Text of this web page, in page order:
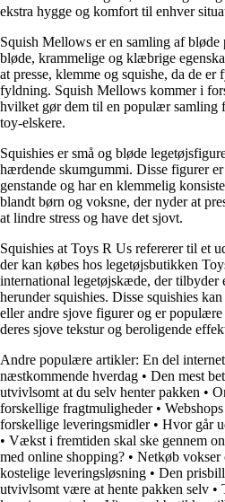
ekstra hygge og komfort til enhver
Squish Mellows er en samling af
bløde, krammelige og klæbrige
at presse, klemme og squishe, da de
fyldning. Squish Mellows kommer i
hvilket gør dem til en populær samling
toy-elskere.
Squishies er små og bløde
hærdende skumgummi. Disse figurer
genstande og har en klemmelig
blandt børn og voksne, der nyder at
at lindre stress og have det sjovt.
Squishies at Toys R Us refererer til et
der kan købes hos legetøjsbutikken
international legetøjskæde, der tilbyder
herunder squishies. Disse squishies
eller andre sjove figurer og er
deres sjove tekstur og beroligende
Andre populære artikler: En del
næstkommende hverdag • Den mest
utvivlsomt at du selv henter pakken •
forskellige fragtmuligheder•
forskellige leveringsmidler• Hvor går
• Vækst i fremtiden skal ske gennem
med online shopping? • Netkøb vokser
kostelige leveringsløsning • Den
utvivlsomt være at hente pakken selv •